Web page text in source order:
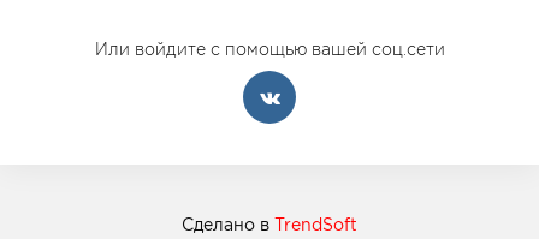
Или войдите с помощью вашей соц.сети
Сделано в TrendSoft